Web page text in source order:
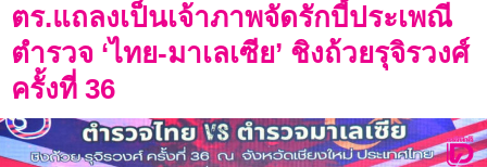
ตร.แถลงเป็นเจ้าภาพจัดรักบี้ประเพณี
ตำรวจ ‘ไทย-มาเลเซีย’ ชิงถ้วยรุจิรวงศ์
ครั้งที่ 36